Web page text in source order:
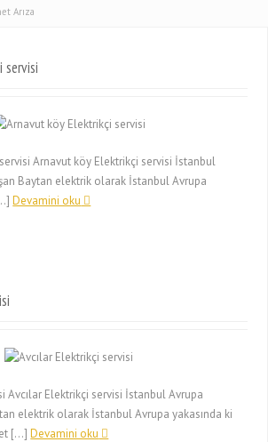
Arıza
servisi
Arnavut köy Elektrikçi servisi İstanbul
Baytan elektrik olarak İstanbul Avrupa
Devamini oku
Avcılar Elektrikçi servisi İstanbul Avrupa
elektrik olarak İstanbul Avrupa yakasında ki
[…]Devamini oku